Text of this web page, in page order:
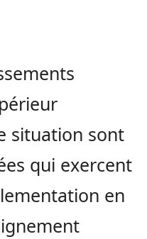
situation sont
qui exercent
en